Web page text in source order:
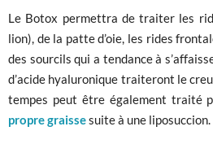
Le Botox permettra de traiter les
lion), de la patte d’oie, les rides
des sourcils qui a tendance à
d’acide hyaluronique traiteront le
tempes peut être également traité
propre graissesuite à une liposuccion.